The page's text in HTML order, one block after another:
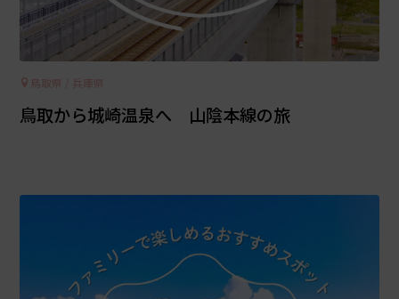
鳥取県 / 兵庫県
鳥取から城崎温泉へ 山陰本線の旅